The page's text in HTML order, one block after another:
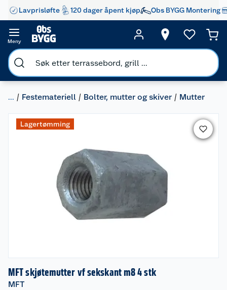
Lavprisløfte 120 dager åpent kjøp Obs BYGG Montering
Meny
... Festemateriell Bolter, mutter og skiver Mutter
Lagertømming
MFT skjøtemutter vf sekskant m8 4 stk
MFT